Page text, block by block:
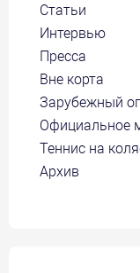
Статьи
Интервью
Пресса
Вне корта
Зарубежный
Официальное
Теннис на
Архив